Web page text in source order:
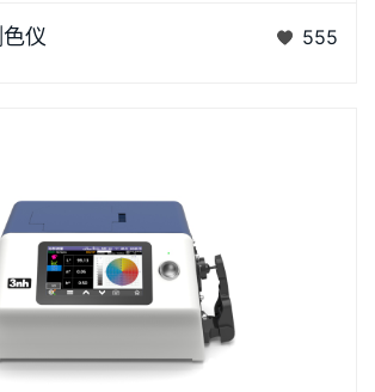
，一键可完成测量，采用内置大面积硅光
仪 555